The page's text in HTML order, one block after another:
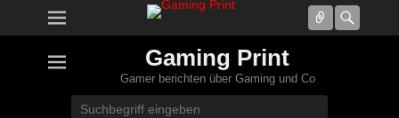
Connect
Gaming Print
Gamer berichten über Gaming und Co